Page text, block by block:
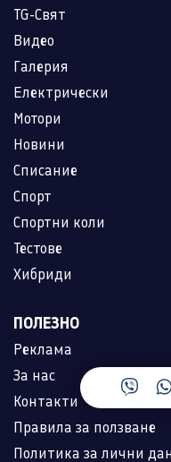
TG-Свят
Видео
Галерия
Електрически
Мотори
Новини
Списание
Спорт
Спортни коли
Тестове
Хибриди
ПОЛЕЗНО
Реклама
За нас
Контакти
Правила за ползване
Политика за лични